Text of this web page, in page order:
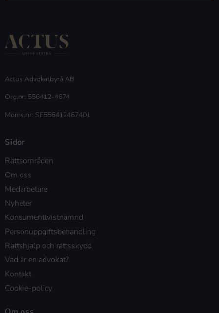
Actus Advokatbyrå AB
Org.nr: 556412-4674
Moms.nr: SE556412467401
Sidor
Rättsområden
Om oss
Medarbetare
Nyheter
Konsumenttvistnämnd
Personuppgiftsbehandling
Rättshjälp och rättsskydd
Vad är en advokat?
Kontakt
Cookie-policy